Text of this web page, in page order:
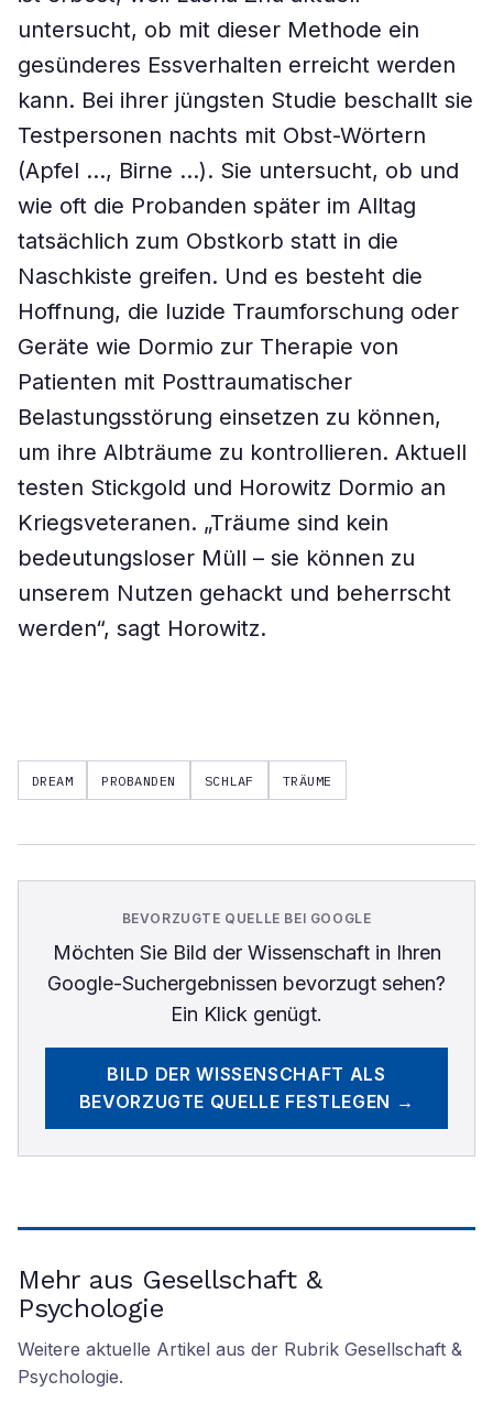
untersucht, ob mit dieser Methode ein
gesünderes Essverhalten erreicht werden
kann. Bei ihrer jüngsten Studie beschallt sie
Testpersonen nachts mit Obst-Wörtern
(Apfel …, Birne …). Sie untersucht, ob und
wie oft die Probanden später im Alltag
tatsächlich zum Obstkorb statt in die
Naschkiste greifen. Und es besteht die
Hoffnung, die luzide Traumforschung oder
Geräte wie Dormio zur Therapie von
Patienten mit Posttraumatischer
Belastungsstörung einsetzen zu können,
um ihre Albträume zu kontrollieren. Aktuell
testen Stickgold und Horowitz Dormio an
Kriegsveteranen. „Träume sind kein
bedeutungsloser Müll – sie können zu
unserem Nutzen gehackt und beherrscht
werden“, sagt Horowitz.
DREAM PROBANDEN SCHLAF TRÄUME
BEVORZUGTE QUELLE BEI GOOGLE
Möchten Sie Bild der Wissenschaftin Ihren
Google-Suchergebnissen bevorzugt sehen?
Ein Klick genügt.
BILD DER WISSENSCHAFT ALS
BEVORZUGTE QUELLE FESTLEGEN →
Mehr aus Gesellschaft &
Psychologie
Weitere aktuelle Artikel aus der Rubrik Gesellschaft &
Psychologie.